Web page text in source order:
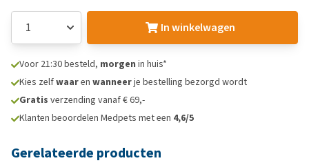
In winkelwagen
Voor 21:30 besteld, morgen in huis*
Kies zelfwaaren wanneerje bestelling bezorgd wordt
Gratis verzending vanaf € 69,-
Klanten beoordelen Medpets met een 4,6/5
Gerelateerde producten